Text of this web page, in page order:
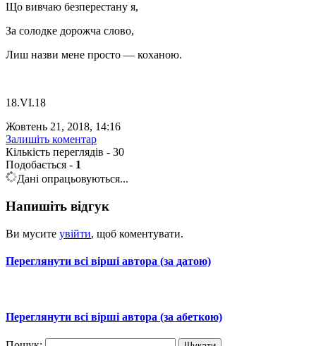
Що вивчаю безперестану я,
За солодке дорожча слово,
Лиш назви мене просто — коханою.
18.VI.18
Жовтень 21, 2018, 14:16
Залишіть коментар
Кількість переглядів - 30
Подобається - 1
Дані опрацьовуються...
Напишіть відгук
Ви мусите увійти, щоб коментувати.
Переглянути всі вірші автора (за датою)
Переглянути всі вірші автора (за абеткою)